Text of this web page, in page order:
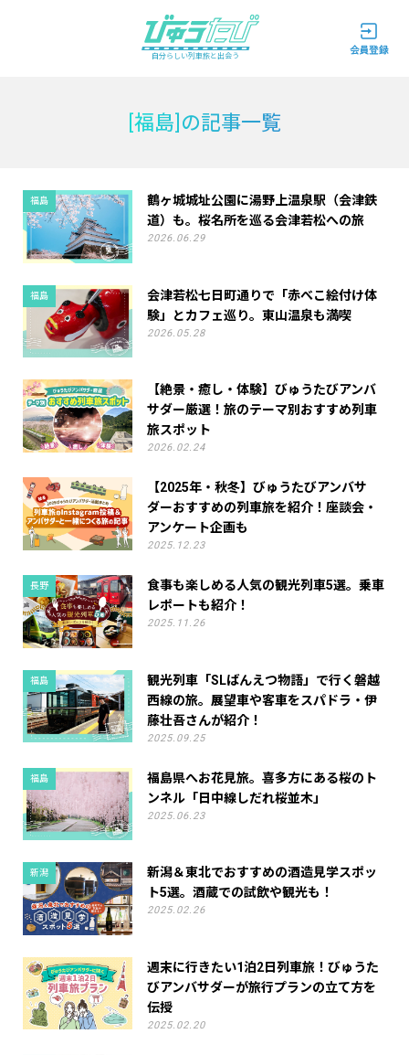
自分らしい列車旅と出会う
[福島]の記事一覧
福島
鶴ヶ城城址公園に湯野上温泉駅（会津鉄
道）も。桜名所を巡る会津若松への旅
2026.06.29
福島
会津若松七日町通りで「赤べこ絵付け体
験」とカフェ巡り。東山温泉も満喫
2026.05.28
【絶景・癒し・体験】びゅうたびアンバ
サダー厳選！旅のテーマ別おすすめ列車
旅スポット
2026.02.24
【2025年・秋冬】びゅうたびアンバサ
ダーおすすめの列車旅を紹介！座談会・
アンケート企画も
2025.12.23
長野
食事も楽しめる人気の観光列車5選。乗車
レポートも紹介！
2025.11.26
福島
観光列車「SLばんえつ物語」で行く磐越
西線の旅。展望車や客車をスパドラ・伊
藤壮吾さんが紹介！
2025.09.25
福島
福島県へお花見旅。喜多方にある桜のト
ンネル「日中線しだれ桜並木」
2025.06.23
新潟
新潟＆東北でおすすめの酒造見学スポッ
ト5選。酒蔵での試飲や観光も！
2025.02.26
週末に行きたい1泊2日列車旅！びゅうた
びアンバサダーが旅行プランの立て方を
伝授
2025.02.20